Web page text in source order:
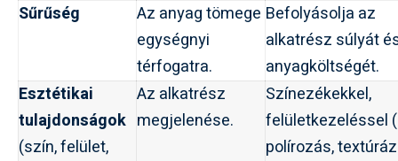
Sűrűség
Az anyag tömege
egységnyi
térfogatra.
Befolyásolja az
alkatrész súlyát
anyagköltségét.
Esztétikai
tulajdonságok
(szín, felület,
Az alkatrész
megjelenése.
Színezékekkel,
felületkezeléssel
polírozás,